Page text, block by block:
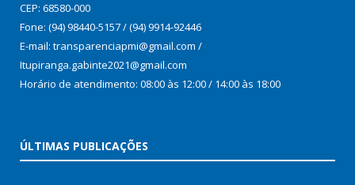
CEP: 68580-000
Fone: (94) 98440-5157 / (94) 9914-92446
E-mail: transparenciapmi@gmail.com /
Itupiranga.gabinte2021@gmail.com
Horário de atendimento: 08:00 às 12:00 / 14:00 às 18:00
ÚLTIMAS PUBLICAÇÕES